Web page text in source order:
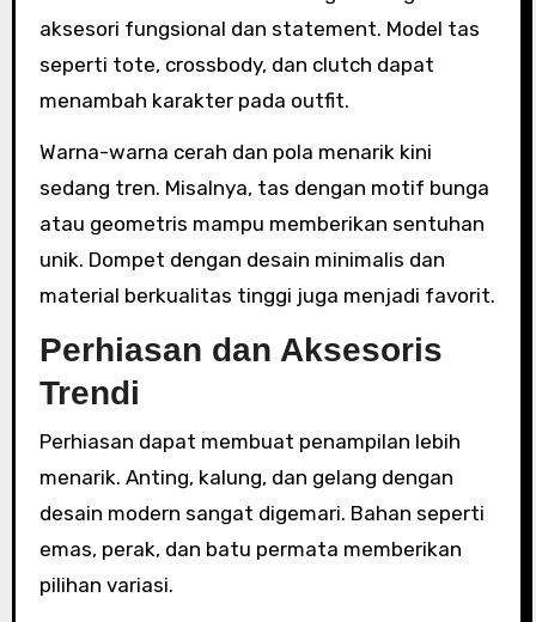
aksesori fungsional dan statement. Model tas
seperti tote, crossbody, dan clutch dapat
menambah karakter pada outfit.
Warna-warna cerah dan pola menarik kini
sedang tren. Misalnya, tas dengan motif bunga
atau geometris mampu memberikan sentuhan
unik. Dompet dengan desain minimalis dan
material berkualitas tinggi juga menjadi favorit.
Perhiasan dan Aksesoris
Trendi
Perhiasan dapat membuat penampilan lebih
menarik. Anting, kalung, dan gelang dengan
desain modern sangat digemari. Bahan seperti
emas, perak, dan batu permata memberikan
pilihan variasi.